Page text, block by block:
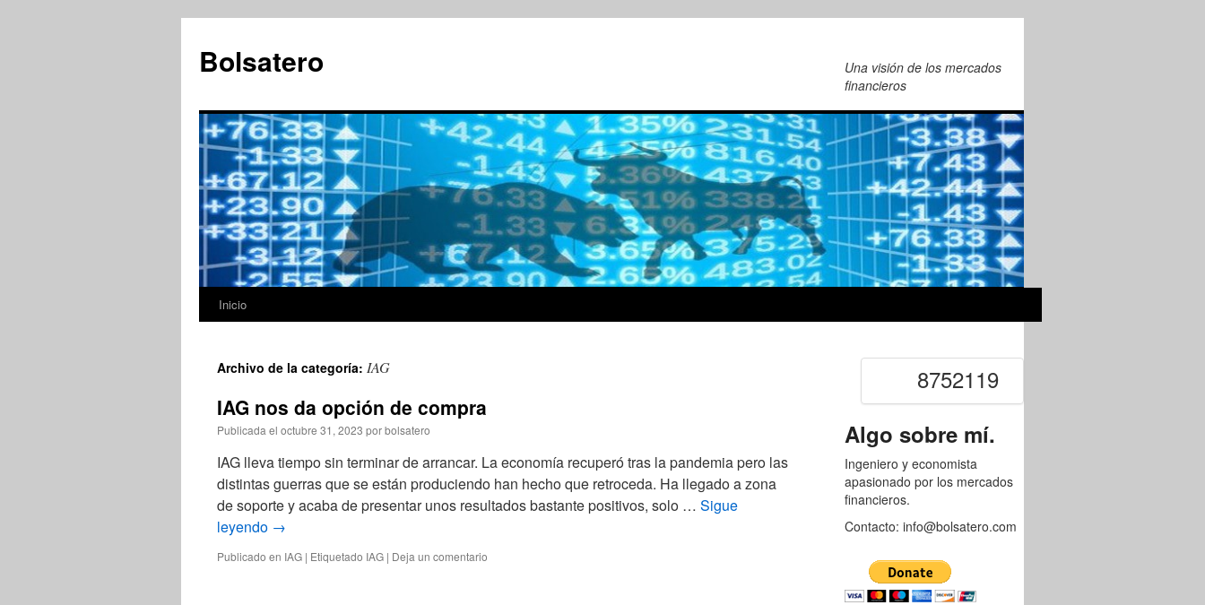
contenido
Bolsatero
Una visión de los mercados
financieros
Inicio
Archivo de la categoría: IAG
IAG nos da opción de compra
Publicada el octubre 31, 2023 porbolsatero
IAG lleva tiempo sin terminar de arrancar. La economía recuperó tras la pandemia pero las
distintas guerras que se están produciendo han hecho que retroceda. Ha llegado a zona
de soporte y acaba de presentar unos resultados bastante positivos, solo … Sigue
leyendo →
Publicado en IAG | Etiquetado IAG | Deja un comentario
8752119
8752119
Algo sobre mí.
Ingeniero y economista
apasionado por los mercados
financieros.
Contacto: info@bolsatero.com